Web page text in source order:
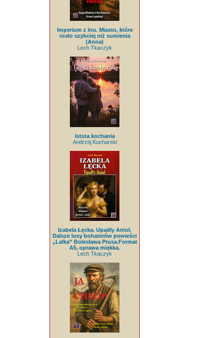
Imperium z lnu. Miasto, które
rosło szybciej niż sumienia
(Anna)
Lech Tkaczyk
Istota kochania
Andrzej Kucharski
Izabela Łęcka. Upadły Anioł.
Dalsze losy bohaterów powieści
„Lalka” Bolesława Prusa.Format
A5, oprawa miękka.
Lech Tkaczyk